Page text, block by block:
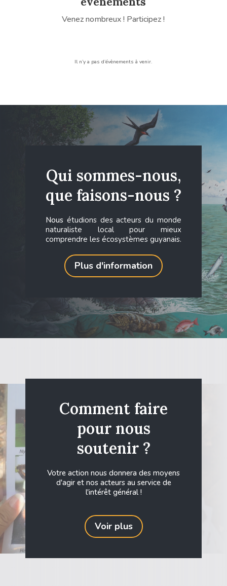
Venez nombreux ! Participez !
Il n’y a pas d’évènements à venir.
Qui sommes-nous,
que faisons-nous ?
Nous étudions des acteurs du monde
naturaliste local pour mieux
comprendre les écosystèmes guyanais.
Plus d'information
Comment faire
pour nous
soutenir ?
Votre action nous donnera des moyens
d'agir et nos acteurs au service de
l'intérêt général !
Voir plus